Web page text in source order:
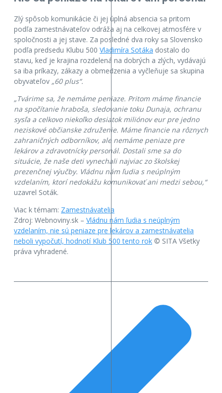
Zlý spôsob komunikácie či jej úplná absencia sa pritom
podľa zamestnávateľov odráža aj na celkovej atmosfére v
spoločnosti a jej stave. Za posledné dva roky sa Slovensko
podľa predsedu Klubu 500 Vladimíra Sotáka dostalo do
stavu, keď je krajina rozdelená na dobrých a zlých, vydávajú
sa iba príkazy, zákazy a obmedzenia a vyčleňuje sa skupina
obyvateľov „60 plus“.
„Tvárime sa, že nemáme peniaze. Pritom máme financie
na spočítanie hraboša, sledovanie toku Dunaja, ochranu
sysľa a celkovo niekoľko desiatok miliónov eur pre jedno
neziskové občianske združenie. Máme financie na rôznych
zahraničných odborníkov, ale nemáme peniaze pre
lekárov a zdravotnícky personál. Dostali sme sa do
situácie, že naše deti vynechali najviac zo školskej
prezenčnej výučby. Vládnu nám ľudia s neúplným
vzdelaním, ktorí nedokážu komunikovať ani medzi sebou,“
uzavrel Soták.
Viac k témam: Zamestnávatelia
Zdroj: Webnoviny.sk – Vládnu nám ľudia s neúplným
vzdelaním, nie sú peniaze pre lekárov a zamestnávatelia
neboli vypočutí, hodnotí Klub 500 tento rok © SITA Všetky
práva vyhradené.